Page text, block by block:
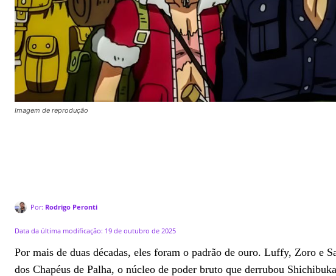
Imagem de reprodução
Por: Rodrigo Peronti
Data da última modificação: 19 de outubro de 2025
Por mais de duas décadas, eles foram o padrão de ouro. Luffy, Zoro e
dos Chapéus de Palha, o núcleo de poder bruto que derrubou